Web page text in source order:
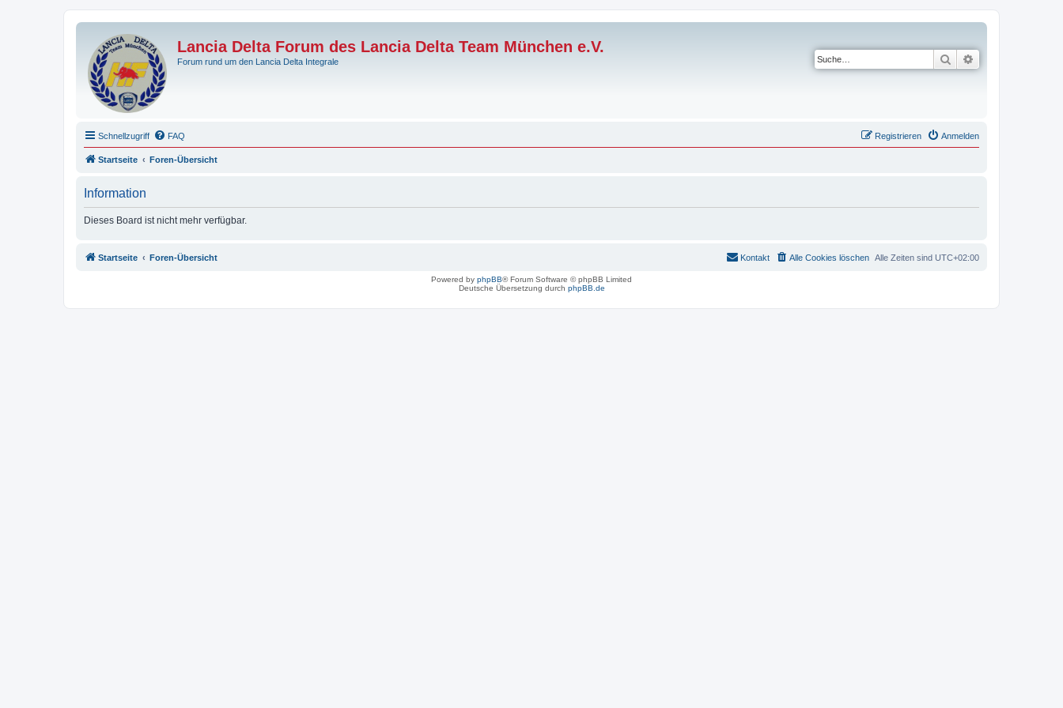
Lancia Delta Forum des Lancia Delta Team München e.V.
Forum rund um den Lancia Delta Integrale Suche
Schnellzugriff FAQ Anmelden
Registrieren
Startseite Foren-Übersicht
Information
Dieses Board ist nicht mehr verfügbar.
Startseite Foren-Übersicht Alle Zeiten sind UTC+02:00
Alle Cookies löschen
Kontakt
Powered by phpBB® Forum Software © phpBB Limited
Deutsche Übersetzung durch phpBB.de